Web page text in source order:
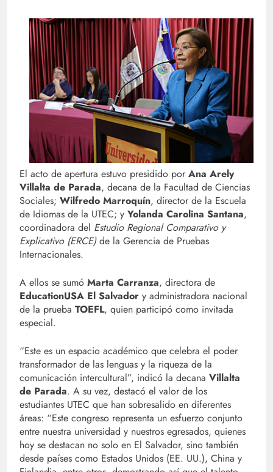
El acto de apertura estuvo presidido por Ana Arely
Villalta de Parada, decana de la Facultad de Ciencias
Sociales; Wilfredo Marroquín, director de la Escuela
de Idiomas de la UTEC; y Yolanda Carolina Santana,
coordinadora del Estudio Regional Comparativo y
Explicativo (ERCE)de la Gerencia de Pruebas
Internacionales.
A ellos se sumó Marta Carranza, directora de
EducationUSA El Salvador y administradora nacional
de la prueba TOEFL, quien participó como invitada
especial.
“Este es un espacio académico que celebra el poder
transformador de las lenguas y la riqueza de la
comunicación intercultural”, indicó la decana Villalta
de Parada. A su vez, destacó el valor de los
estudiantes UTEC que han sobresalido en diferentes
áreas: “Este congreso representa un esfuerzo conjunto
entre nuestra universidad y nuestros egresados, quienes
hoy se destacan no solo en El Salvador, sino también
desde países como Estados Unidos (EE. UU.), China y